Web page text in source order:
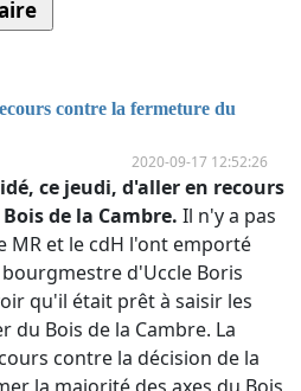
contre la fermeture du
2020-09-17 12:52:26
ce jeudi, d'aller en recours
de la Cambre. Il n'y a pas
MR et le cdH l'ont emporté
d'Uccle Boris
qu'il était prêt à saisir les
du Bois de la Cambre. La
contre la décision de la